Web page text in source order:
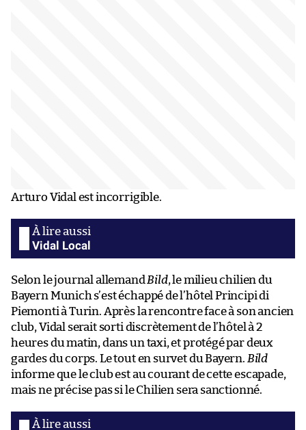
Arturo Vidal est incorrigible.
Vidal Local
Selon le journal allemand Bild, le milieu chilien du
Bayern Munich s’est échappé de l’hôtel Principi di
Piemonti à Turin. Après la rencontre face à son ancien
club, Vidal serait sorti discrètement de l’hôtel à 2
heures du matin, dans un taxi, et protégé par deux
gardes du corps. Le tout en survet du Bayern. Bild
informe que le club est au courant de cette escapade,
mais ne précise pas si le Chilien sera sanctionné.